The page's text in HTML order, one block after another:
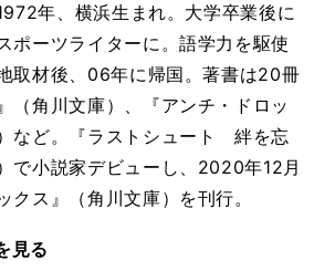
年、横浜生まれ。大学卒業後に
ポーツライターに。語学力を駆使
取材後、06年に帰国。著書は20冊
（角川文庫）、『アンチ・ドロッ
など。『ラストシュート 絆を忘
で小説家デビューし、2020年12月
クス』（角川文庫）を刊行。
見る